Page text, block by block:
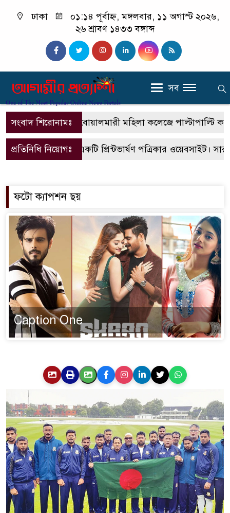
ঢাকা
০১:১৪ পূর্বাহ্ন, মঙ্গলবার, ১১ অগাস্ট ২০২৬,
২৬ শ্রাবণ ১৪৩৩ বঙ্গাব্দ
সব
সংবাদ শিরোনামঃবোয়ালমারী মহিলা কলেজে পাল্টাপাল্টি
প্রতিনিধি নিয়োগঃএটি একটি প্রিন্টভার্ষণ পত্রিকার ওয়েবসাইট।
ফটো ক্যাপশন ছয়
Caption One